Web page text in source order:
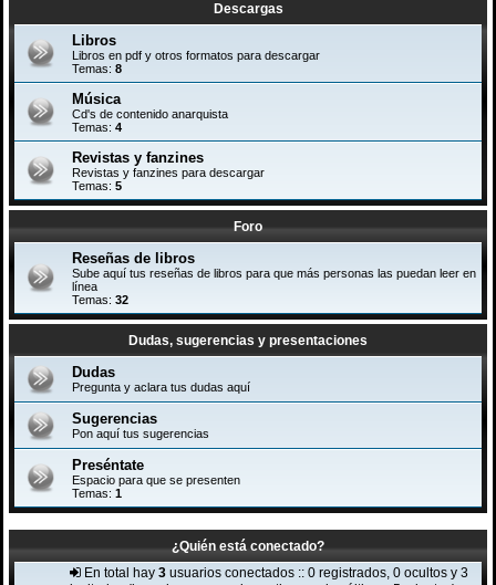
Descargas
Libros
Libros en pdf y otros formatos para descargar
Temas: 8
Música
Cd's de contenido anarquista
Temas: 4
Revistas y fanzines
Revistas y fanzines para descargar
Temas: 5
Foro
Reseñas de libros
Sube aquí tus reseñas de libros para que más personas las puedan leer en
línea
Temas: 32
Dudas, sugerencias y presentaciones
Dudas
Pregunta y aclara tus dudas aquí
Sugerencias
Pon aquí tus sugerencias
Preséntate
Espacio para que se presenten
Temas: 1
¿Quién está conectado?
En total hay 3 usuarios conectados :: 0 registrados, 0 ocultos y 3